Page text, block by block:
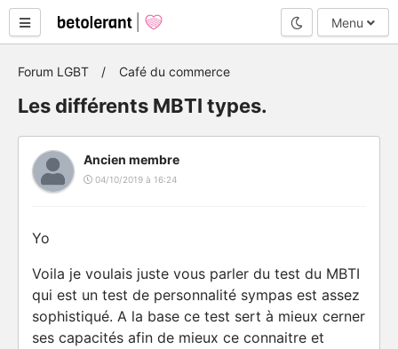
Mode nuit
Menu
Forum LGBT Café du commerce
Les différents MBTI types.
Ancien membre
04/10/2019 à 16:24
Yo
Voila je voulais juste vous parler du test du MBTI
qui est un test de personnalité sympas est assez
sophistiqué. A la base ce test sert à mieux cerner
ses capacités afin de mieux ce connaitre et